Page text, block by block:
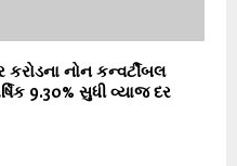
નોન કન્વર્ટીબલ
9.30% સુધી વ્યાજ દર